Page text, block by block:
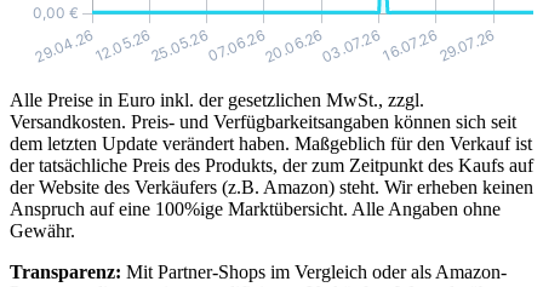
Alle Preise in Euro inkl. der gesetzlichen MwSt., zzgl.
Versandkosten. Preis- und Verfügbarkeitsangaben können sich seit
dem letzten Update verändert haben. Maßgeblich für den Verkauf ist
der tatsächliche Preis des Produkts, der zum Zeitpunkt des Kaufs auf
der Website des Verkäufers (z.B. Amazon) steht. Wir erheben keinen
Anspruch auf eine 100%ige Marktübersicht. Alle Angaben ohne
Gewähr.
Transparenz: Mit Partner-Shops im Vergleich oder als Amazon-